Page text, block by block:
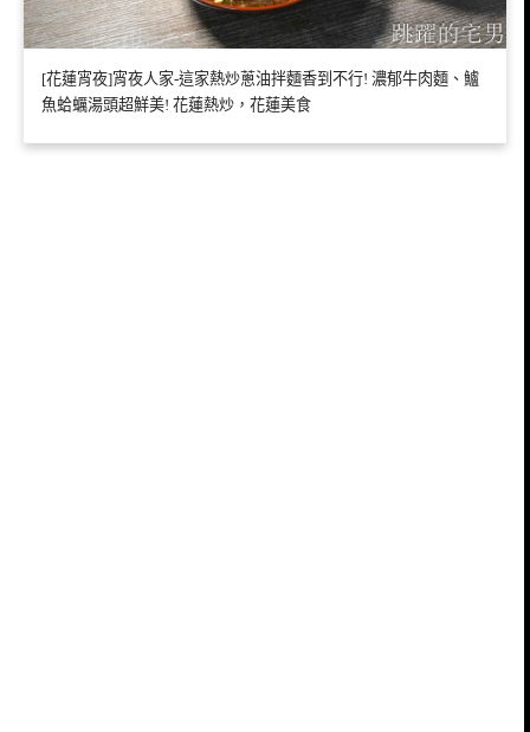
[花蓮宵夜]宵夜人家-這家熱炒蔥油拌麵香到不行! 濃郁牛肉麵、鱸
魚蛤蠣湯頭超鮮美! 花蓮熱炒，花蓮美食